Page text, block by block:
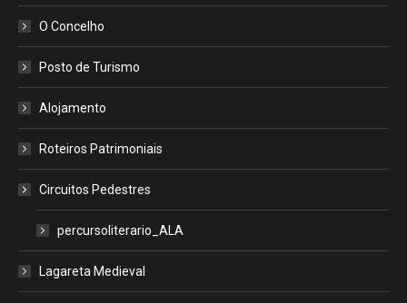
O Concelho
Posto de Turismo
Alojamento
Roteiros Patrimoniais
Circuitos Pedestres
percursoliterario_ALA
Lagareta Medieval